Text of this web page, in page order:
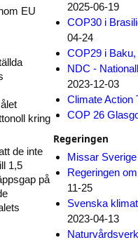
EU
kring
de inte
1,5
på
2025-06-19
COP30 i
04-24
COP29 i
NDC -
2023-12-03
Climate Action
COP 26
Regeringen
Missar
Regeringen
11-25
Svenska
2023-04-13